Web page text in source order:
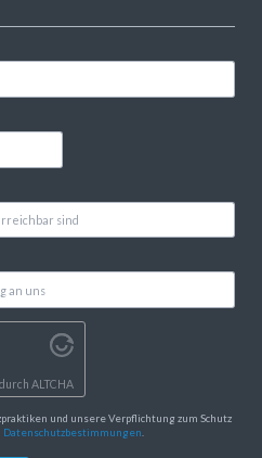
ALTCHA
und unsere Verpflichtung zum Schutz
Datenschutzbestimmungen